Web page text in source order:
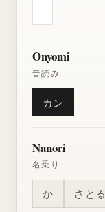
Onyomi
音読み
カン
Nanori
名乗り
か さとる